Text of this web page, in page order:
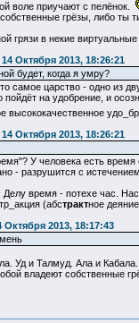
воле приучают с пелёнок.
грёзы, либо
грязи в некие виртуальные
Октября 2013, 18:26:21
будет, когда я умру?
самое царство - одно из
пойдёт на удобрение, и
высококачественное
Октября 2013, 18:26:21
У человека есть
- разрушится с
Делу время - потехе час.
(абстрактное
Октября 2013, 18:17:43
Уд и Талмуд. Ала и
владеют собственные